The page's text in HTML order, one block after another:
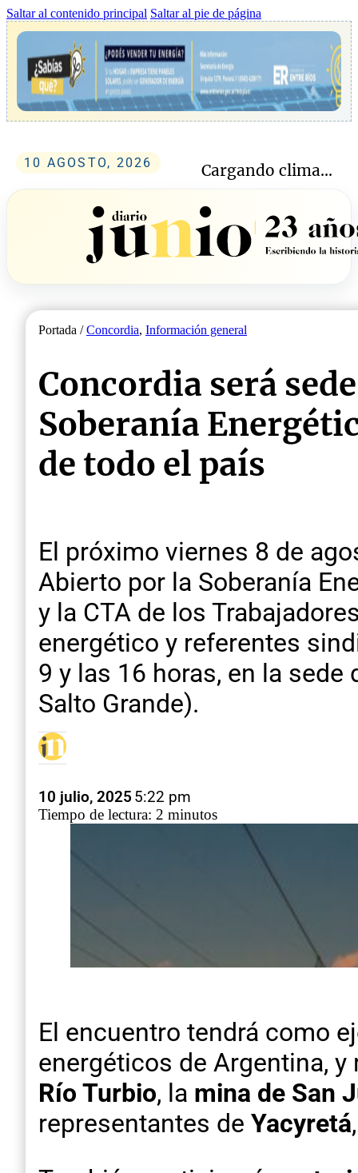
Saltar al contenido principal Saltar al pie de página
10 AGOSTO, 2026 Cargando clima...
Portada /Concordia, Información general
Concordia será
Soberanía
de todo el país
El próximo viernes 8 de
Abierto por la Soberanía
y la CTA de los
energético y referentes
9 y las 16 horas, en la sede
Salto Grande).
10 julio, 2025 5:22 pm
Tiempo de lectura: 2 minutos
El encuentro tendrá como
energéticos de Argentina,
Río Turbio, la mina de San
representantes de Yacyretá